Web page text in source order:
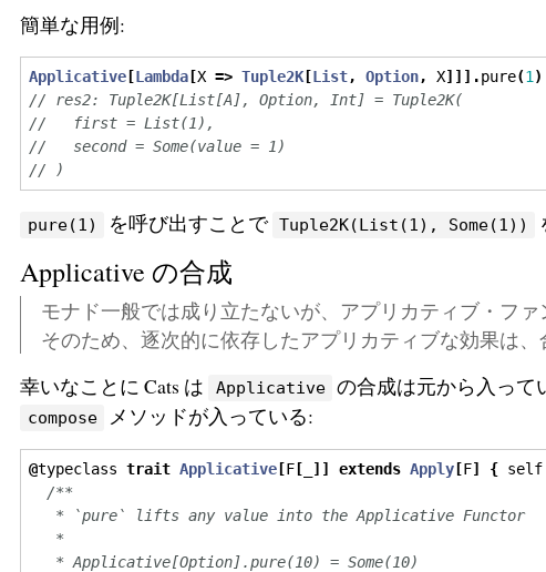
簡単な用例:
Applicative[Lambda[X => Tuple2K[List, Option, X]]].pure(1 )
// res2: Tuple2K[List[A], Option, Int] = Tuple2K(
//   first = List(1),
//   second = Some(value = 1)
// )
pure(1) を呼び出すことで Tuple2K(List(1), Some(1))
Applicative の合成
モナド一般では成り立たないが、アプリカティブ・ファ
そのため、逐次的に依存したアプリカティブな効果は、
幸いなことに Cats は
Applicative の合成は元から入って
compose メソッドが入っている:
@typeclass trait Applicative [F [ ]] extends Apply [F] {
/**
* `pure` lifts any value into the Applicative Functor
*
* Applicative[Option].pure(10) = Some(10)